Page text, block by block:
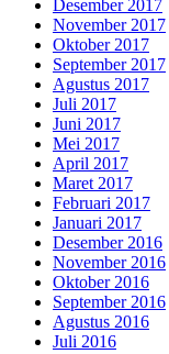
Desember 2017
November 2017
Oktober 2017
September 2017
Agustus 2017
Juli 2017
Juni 2017
Mei 2017
April 2017
Maret 2017
Februari 2017
Januari 2017
Desember 2016
November 2016
Oktober 2016
September 2016
Agustus 2016
Juli 2016